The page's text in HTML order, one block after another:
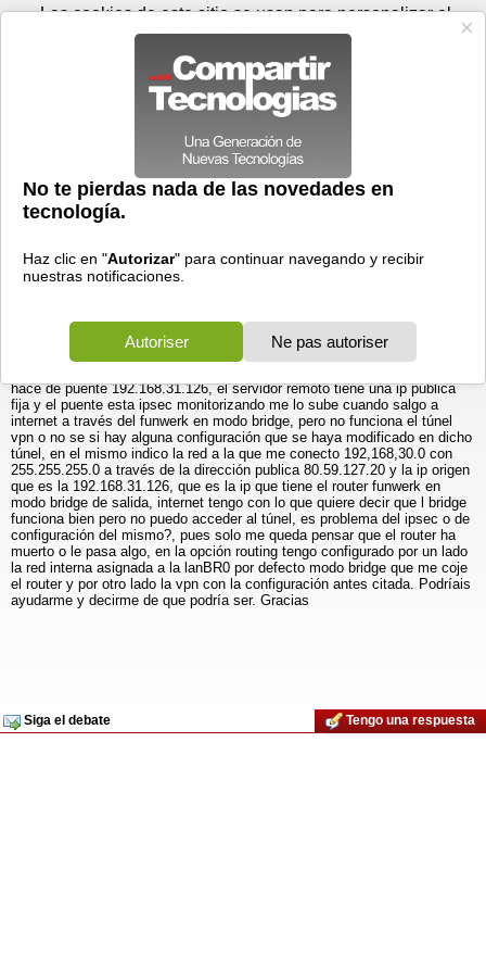
Prensa Videos
>Discusiones
vpn hos de destino inaccesible
24/03/2013 - 21:31 porrrm040468| Informe spam
tengo un problema, de pronto mi vpn ha dejado de funcionar, me explico,
utilizo un programa para conectarme a un servidor en la sucursal central
conectarse y cuando hacia ping a dicha dirección me salía host de
destino inaccesible. Tengo en ambar un router Funwerk r230a, y he
comprobado que el puente túnel esta configurado bien. en mi sede salgo
hace de puente 192.168.31.126, el servidor remoto tiene una ip publica
fija y el puente esta ipsec monitorizando me lo sube cuando salgo a
internet a través del funwerk en modo bridge, pero no funciona el túnel
vpn o no se si hay alguna configuración que se haya modificado en dicho
túnel, en el mismo indico la red a la que me conecto 192,168,30.0 con
255.255.255.0 a través de la dirección publica 80.59.127.20 y la ip origen
que es la 192.168.31.126, que es la ip que tiene el router funwerk en
modo bridge de salida, internet tengo con lo que quiere decir que l bridge
funciona bien pero no puedo acceder al túnel, es problema del ipsec o de
configuración del mismo?, pues solo me queda pensar que el router ha
muerto o le pasa algo, en la opción routing tengo configurado por un lado
la red interna asignada a la lanBR0 por defecto modo bridge que me coje
el router y por otro lado la vpn con la configuración antes citada. Podríais
ayudarme y decirme de que podría ser. Gracias
Siga el debate Tengo una respuesta
Viernes 07 de agosto - 21:49 Registrar Conectar
Las cookies de este sitio se usan para personalizar el
contenido y los anuncios, para ofrecer funciones de medios
sociales y para analizar el tráfico. Además, compartimos
información sobre el uso que haga del sitio web con nuestros
partners de medios sociales, de publicidad y de análisis
web.
OK